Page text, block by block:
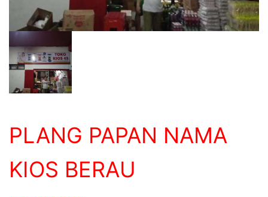
PLANG PAPAN NAMA
KIOS BERAU